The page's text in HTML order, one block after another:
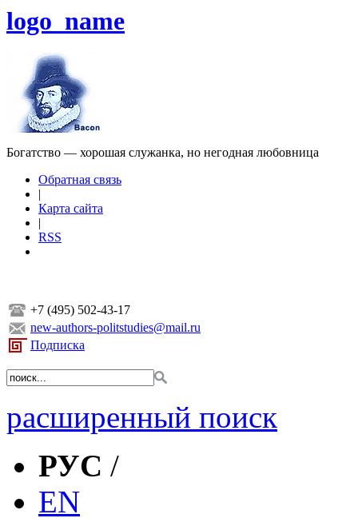
logo_name
Богатство — хорошая служанка, но негодная любовница
Обратная связь
|
Карта сайта
|
RSS
+7 (495) 502-43-17
new-authors-politstudies@mail.ru
Подписка
расширенный поиск
РУС /
EN